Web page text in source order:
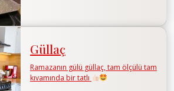
Güllaç
Ramazanın gülü güllaç, tam ölçülü tam
kıvamında bir tatlı